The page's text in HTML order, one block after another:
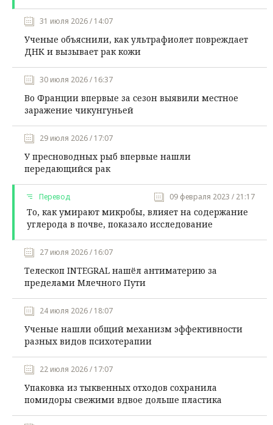
31 июля 2026 / 14:07
Ученые объяснили, как ультрафиолет повреждает
ДНК и вызывает рак кожи
30 июля 2026 / 16:37
Во Франции впервые за сезон выявили местное
заражение чикунгуньей
29 июля 2026 / 17:07
У пресноводных рыб впервые нашли
передающийся рак
Перевод 09 февраля 2023 / 21:17
То, как умирают микробы, влияет на содержание
углерода в почве, показало исследование
27 июля 2026 / 16:07
Телескоп INTEGRAL нашёл антиматерию за
пределами Млечного Пути
24 июля 2026 / 18:07
Ученые нашли общий механизм эффективности
разных видов психотерапии
22 июля 2026 / 17:07
Упаковка из тыквенных отходов сохранила
помидоры свежими вдвое дольше пластика